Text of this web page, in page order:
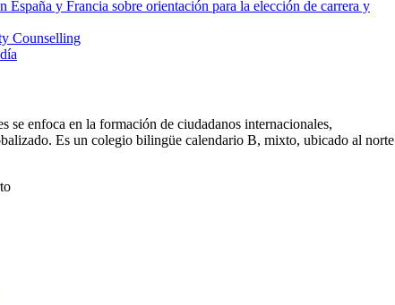
España y Francia sobre orientación para la elección de carrera y
Counselling
enfoca en la formación de ciudadanos internacionales,
Es un colegio bilingüe calendario B, mixto, ubicado al norte